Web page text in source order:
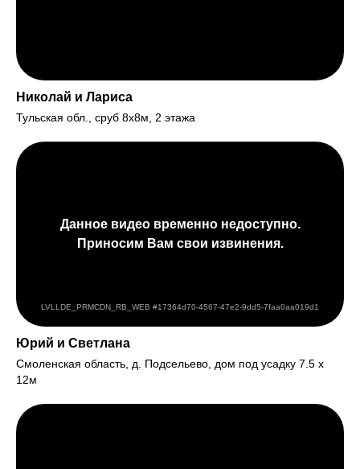
Николай и Лариса
Тульская обл., сруб 8х8м, 2 этажа
Юрий и Светлана
Смоленская область, д. Подсельево, дом под усадку 7.5 х
12м